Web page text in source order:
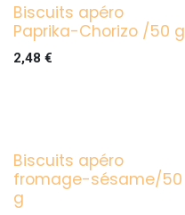
Biscuits apéro
Paprika-Chorizo /50 g
2,48 €
Biscuits apéro
fromage-sésame/50
g